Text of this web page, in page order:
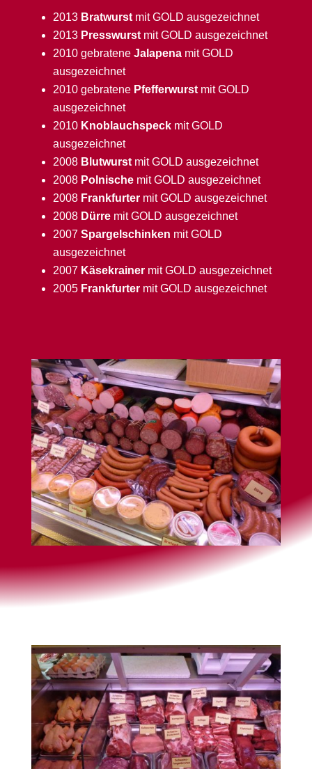
2013 Bratwurstmit GOLD ausgezeichnet
2013 Presswurstmit GOLD ausgezeichnet
2010 gebratene Jalapenamit GOLD
ausgezeichnet
2010 gebratene Pfefferwurstmit GOLD
ausgezeichnet
2010 Knoblauchspeckmit GOLD
ausgezeichnet
2008 Blutwurstmit GOLD ausgezeichnet
2008 Polnischemit GOLD ausgezeichnet
2008 Frankfurtermit GOLD ausgezeichnet
2008 Dürremit GOLD ausgezeichnet
2007 Spargelschinken mit GOLD
ausgezeichnet
2007 Käsekrainermit GOLD ausgezeichnet
2005 Frankfurtermit GOLD ausgezeichnet